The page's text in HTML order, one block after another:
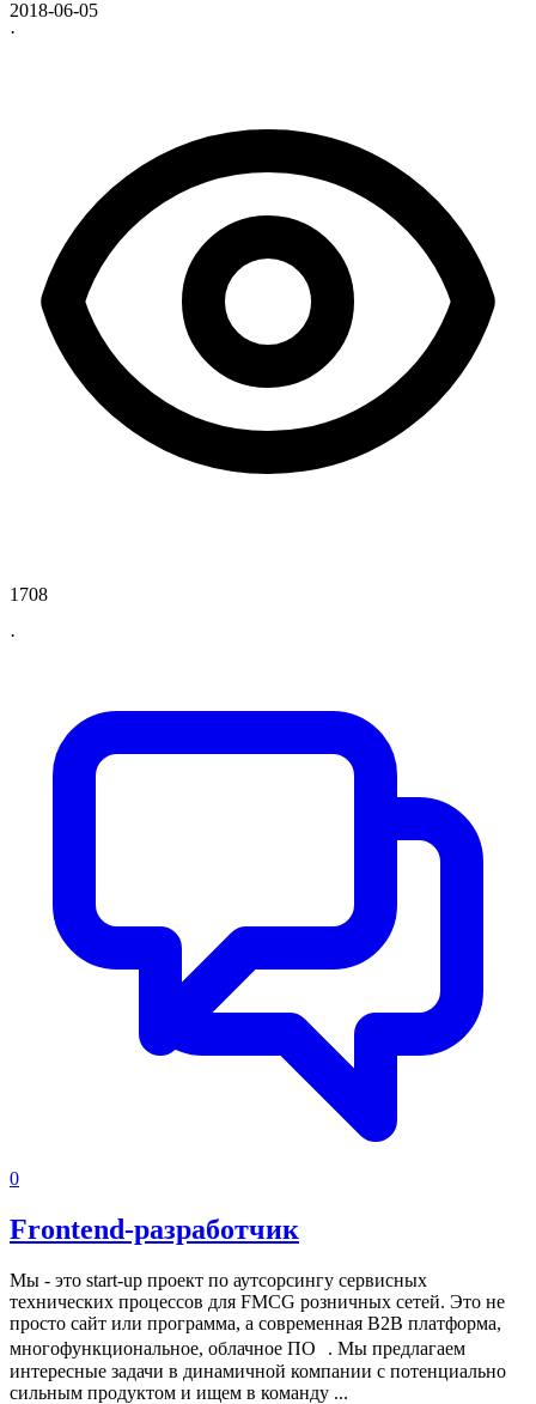
2018-06-05
·
1708
·
0
Frontend-разработчик
Мы - это start-up проект по аутсорсингу сервисных
технических процессов для FMCG розничных сетей. Это не
просто сайт или программа, а современная B2B платформа,
многофункциональное, облачное ПО . Мы предлагаем
интересные задачи в динамичной компании с потенциально
сильным продуктом и ищем в команду ...